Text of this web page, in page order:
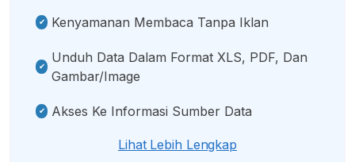
Kenyamanan Membaca Tanpa Iklan
Unduh Data Dalam Format XLS, PDF, Dan
Gambar/image
Akses Ke Informasi Sumber Data
Lihat Lebih Lengkap